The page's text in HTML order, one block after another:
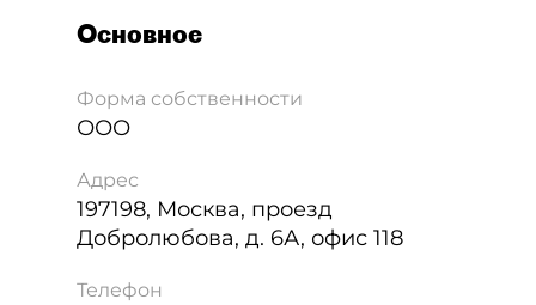
Основное
Форма собственности
ООО
Адрес
197198, Москва, проезд
Добролюбова, д. 6А, офис 118
Телефон